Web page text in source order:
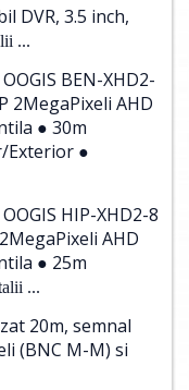
DVR, 3.5 inch,
...
BEN-XHD2-
2MegaPixeli AHD
● 30m
Exterior ●
HIP-XHD2-8
AHD
● 25m
...
20m, semnal
(BNC M-M) si